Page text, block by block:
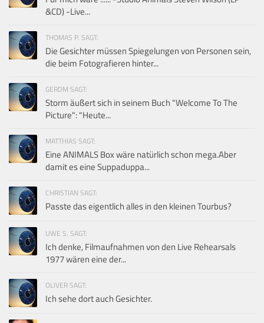
&CD) -Live...
THOMAS P. SAGT:
Die Gesichter müssen Spiegelungen von Personen sein,
die beim Fotografieren hinter...
GERDM SAGT:
Storm äußert sich in seinem Buch "Welcome To The
Picture": "Heute...
MATTHIAS SAGT:
Eine ANIMALS Box wäre natürlich schon mega.Aber
damit es eine Suppaduppa...
CHRISTIAN SAGT:
Passte das eigentlich alles in den kleinen Tourbus?
UWE S. SAGT:
Ich denke, Filmaufnahmen von den Live Rehearsals
1977 wären eine der...
OLIVER SAGT:
Ich sehe dort auch Gesichter.